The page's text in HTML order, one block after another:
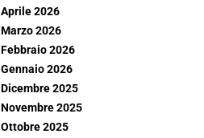
Aprile 2026
Marzo 2026
Febbraio 2026
Gennaio 2026
Dicembre 2025
Novembre 2025
Ottobre 2025